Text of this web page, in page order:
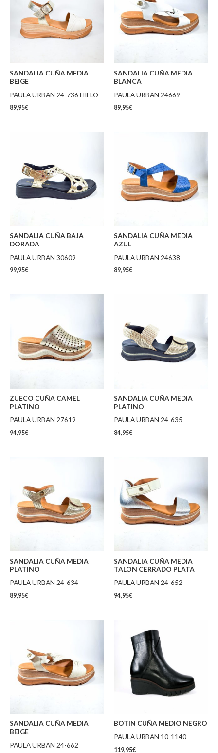
SANDALIA CUÑA MEDIA
BEIGE
PAULA URBAN 24-736 HIELO
89,95€
SANDALIA CUÑA MEDIA
BLANCA
PAULA URBAN 24669
89,95€
SANDALIA CUÑA BAJA
DORADA
PAULA URBAN 30609
99,95€
SANDALIA CUÑA MEDIA
AZUL
PAULA URBAN 24638
89,95€
ZUECO CUÑA CAMEL
PLATINO
PAULA URBAN 27619
94,95€
SANDALIA CUÑA MEDIA
PLATINO
PAULA URBAN 24-635
84,95€
SANDALIA CUÑA MEDIA
PLATINO
PAULA URBAN 24-634
89,95€
SANDALIA CUÑA MEDIA
TALON CERRADO PLATA
PAULA URBAN 24-652
94,95€
SANDALIA CUÑA MEDIA
BEIGE
PAULA URBAN 24-662
BOTIN CUÑA MEDIO NEGRO
PAULA URBAN 10-1140
119,95€